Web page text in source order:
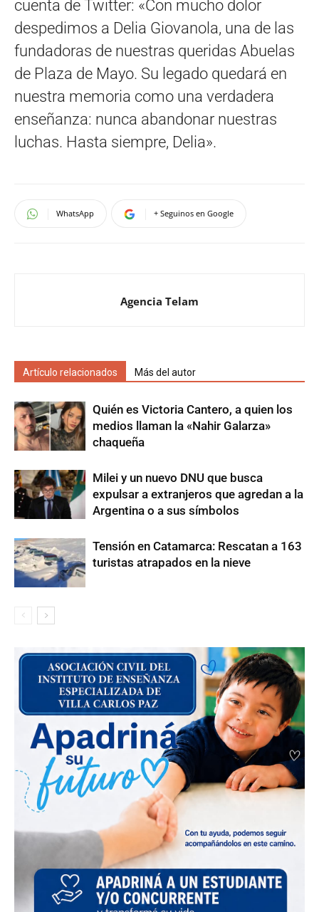
cuenta de Twitter: «Con mucho dolor
despedimos a Delia Giovanola, una de las
fundadoras de nuestras queridas Abuelas
de Plaza de Mayo. Su legado quedará en
nuestra memoria como una verdadera
enseñanza: nunca abandonar nuestras
luchas. Hasta siempre, Delia».
WhatsApp + Seguinos en Google
Agencia Telam
Artículo relacionados Más del autor
Quién es Victoria Cantero, a quien los
medios llaman la «Nahir Galarza»
chaqueña
Milei y un nuevo DNU que busca
expulsar a extranjeros que agredan a la
Argentina o a sus símbolos
Tensión en Catamarca: Rescatan a 163
turistas atrapados en la nieve